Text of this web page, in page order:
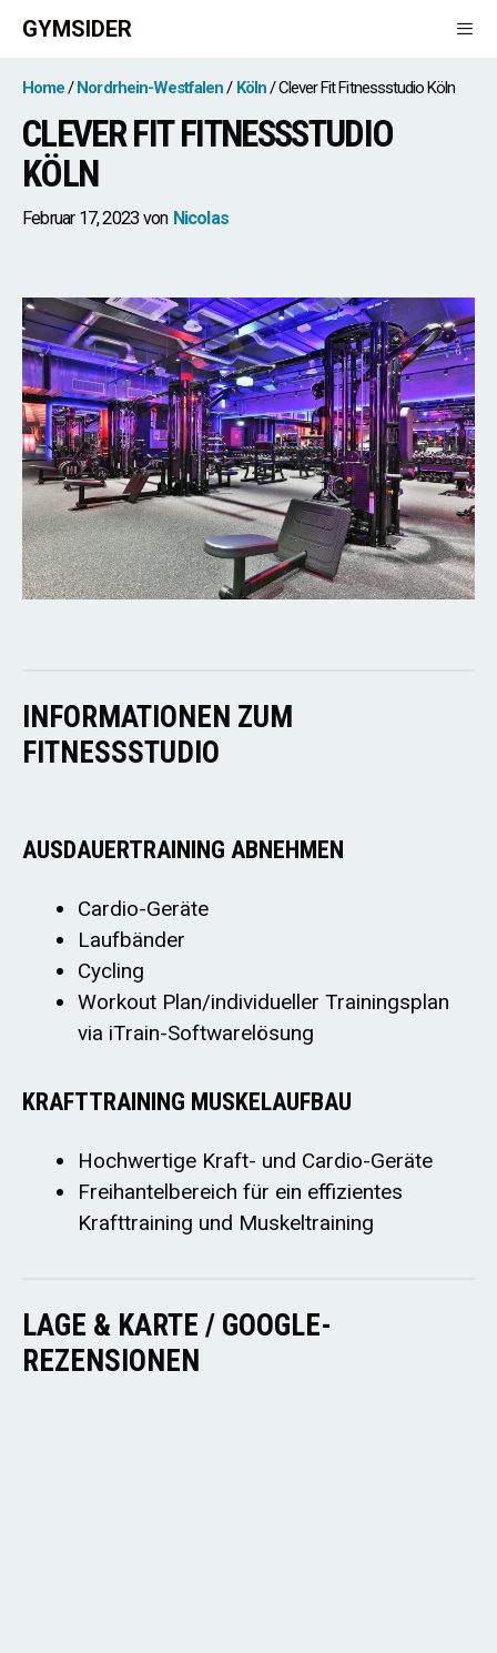
Zum
Inhalt
springen
GYMSIDER
Home Nordrhein-Westfalen Köln Clever Fit Fitnessstudio Köln
CLEVER FIT FITNESSSTUDIO
KÖLN
Februar 17, 2023 von Nicolas
INFORMATIONEN ZUM
FITNESSSTUDIO
AUSDAUERTRAINING ABNEHMEN
Cardio-Geräte
Laufbänder
Cycling
Workout Plan/individueller Trainingsplan
via iTrain-Softwarelösung
KRAFTTRAINING MUSKELAUFBAU
Hochwertige Kraft- und Cardio-Geräte
Freihantelbereich für ein effizientes
Krafttraining und Muskeltraining
LAGE & KARTE / GOOGLE-
REZENSIONEN